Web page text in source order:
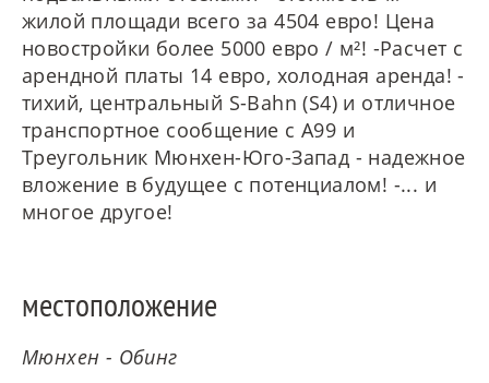
жилой площади всего за 4504 евро! Цена
новостройки более 5000 евро / м²! -Расчет с
арендной платы 14 евро, холодная аренда! -
тихий, центральный S-Bahn (S4) и отличное
транспортное сообщение с A99 и
Треугольник Мюнхен-Юго-Запад - надежное
вложение в будущее с потенциалом! -... и
многое другое!
местоположение
Мюнхен - Обинг